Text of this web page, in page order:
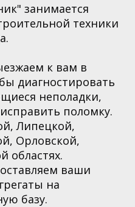
занимается
техники
к вам в
диагностировать
неполадки,
поломку.
Липецкой,
Орловской,
областях.
ваши
на
базу.